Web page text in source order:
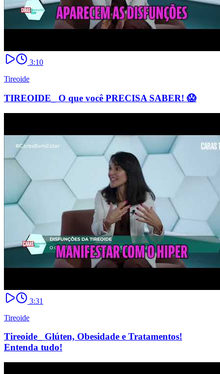
3:10
Tireoide
TIREOIDE_ O que você PRECISA SABER! 😱
3:31
Tireoide
Tireoide_ Glúten, Obesidade e Tratamentos!
Entenda tudo!